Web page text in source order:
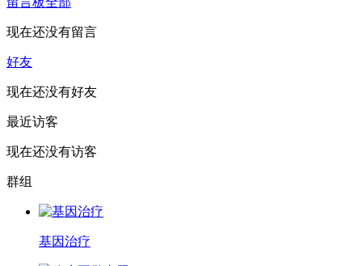
现在还没有留言
好友
现在还没有好友
最近访客
现在还没有访客
群组
基因治疗